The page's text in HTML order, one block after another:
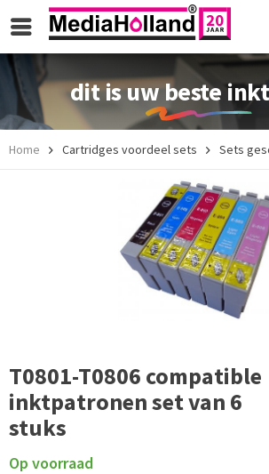
dit is uw beste
Home Cartridges voordeel sets Sets
T0801-T0806 compatible
inktpatronen set van 6
stuks
Op voorraad